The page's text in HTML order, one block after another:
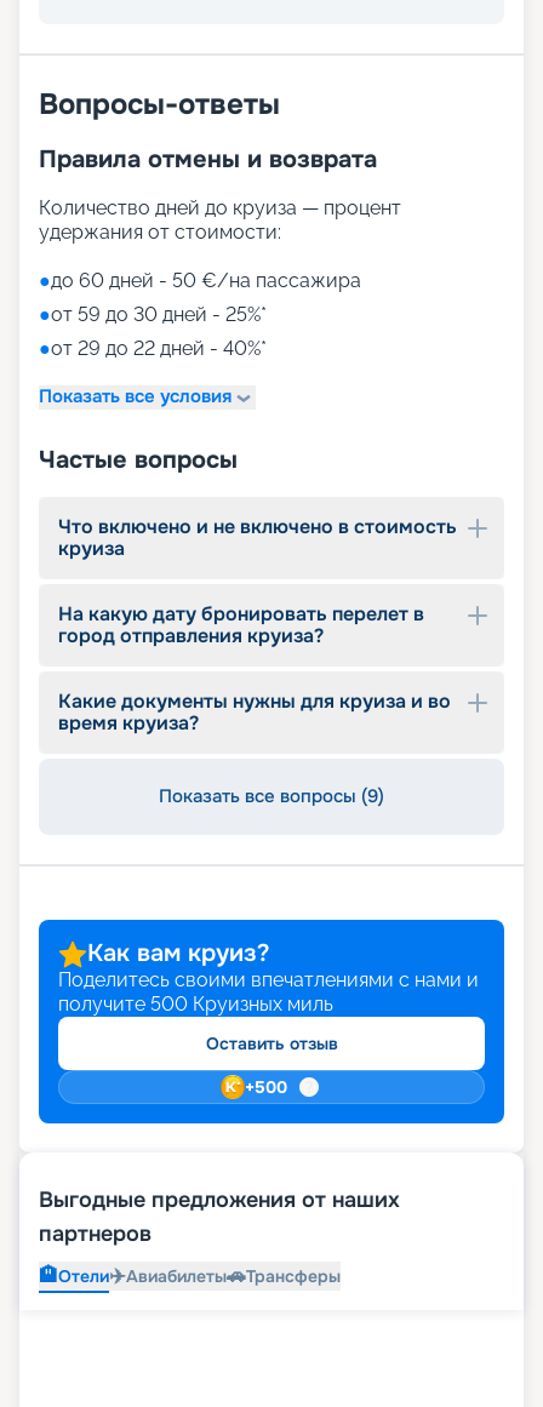
На выбор представлены такие пространства:
релаксационный комплекс только для взрослых)
бассейнами, клубами, игровыми зонами)
для детей)
Aquapark (с открытыми игровыми
водными пушками, 3 водными горками с
эффектами виртуальной реальности)
мини-гольф и теннис
7 бассейнов
детский внутренний комплекс,
Вопросы-ответы
Правила отмены и возврата
Количество дней до круиза — процент
удержания от стоимости:
●до 60 дней - 50 €/на пассажира
●от 59 до 30 дней - 25%*
●от 29 до 22 дней - 40%*
Показать все условия
Частые вопросы
Что включено и не включено в стоимость
круиза
На какую дату бронировать перелет в
город отправления круиза?
Какие документы нужны для круиза и во
время круиза?
Показать все вопросы (9)
Как вам круиз?
Поделитесь своими впечатлениями с нами и
получите 500 Круизных миль
Оставить отзыв
+500
Выгодные предложения от наших
партнеров
🏨Отели✈️Авиабилеты🚗Трансферы